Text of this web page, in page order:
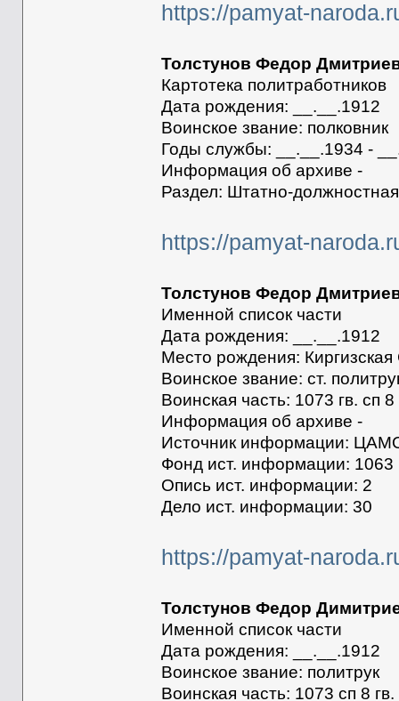
https://pamyat-
Толстунов Федор
Картотека политработников
Дата рождения: __.__.1912
Воинское звание: полковник
Годы службы: __.__.1934 -
Информация об архиве -
Раздел: Штатно-
https://pamyat-
Толстунов Федор
Именной список части
Дата рождения: __.__.1912
Место рождения:
Воинское звание: ст.
Воинская часть: 1073 гв. сп 8
Информация об архиве -
Источник информации:
Фонд ист. информации: 1063
Опись ист. информации: 2
Дело ист. информации: 30
https://pamyat-
Толстунов Федор
Именной список части
Дата рождения: __.__.1912
Воинское звание: политрук
Воинская часть: 1073 сп 8 гв.